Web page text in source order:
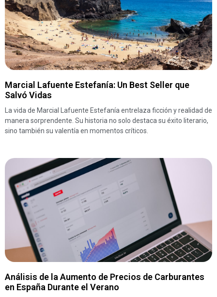
Marcial Lafuente Estefanía: Un Best Seller que
Salvó Vidas
La vida de Marcial Lafuente Estefanía entrelaza ficción y realidad de
manera sorprendente. Su historia no solo destaca su éxito literario,
sino también su valentía en momentos críticos.
Análisis de la Aumento de Precios de Carburantes
en España Durante el Verano